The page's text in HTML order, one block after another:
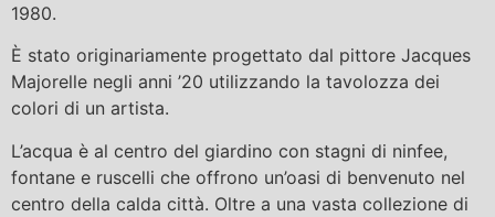
1980.
È stato originariamente progettato dal pittore Jacques
Majorelle negli anni ’20 utilizzando la tavolozza dei
colori di un artista.
L’acqua è al centro del giardino con stagni di ninfee,
fontane e ruscelli che offrono un’oasi di benvenuto nel
centro della calda città. Oltre a una vasta collezione di